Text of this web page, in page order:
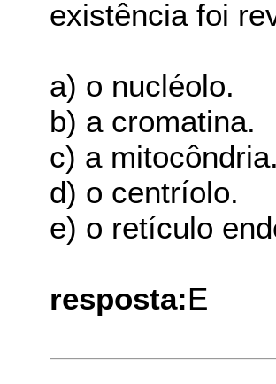
existência foi
a) o nucléolo.
b) a cromatina.
c) a mitocôndria.
d) o centríolo.
e) o retículo
resposta:E